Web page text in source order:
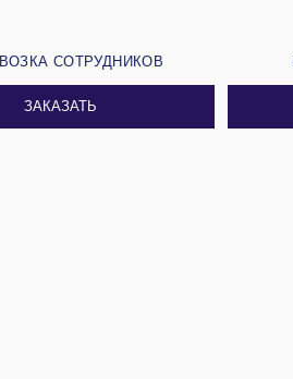
СОТРУДНИКОВ
ЗАКАЗАТЬ